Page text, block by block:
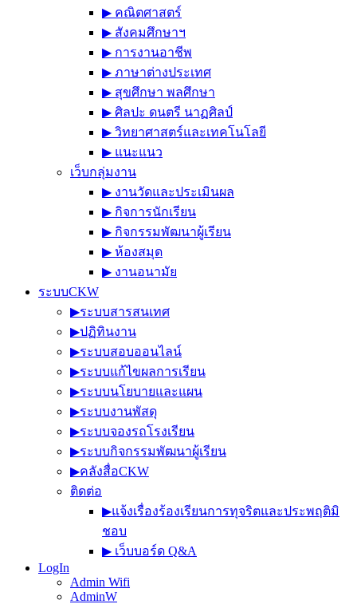
▶︎ คณิตศาสตร์
▶︎ สังคมศึกษาฯ
▶︎ การงานอาชีพ
▶︎ ภาษาต่างประเทศ
▶︎ สุขศึกษา พลศึกษา
▶︎ ศิลปะ ดนตรี นาฏศิลป์
▶︎ วิทยาศาสตร์และเทคโนโลยี
▶︎ แนะแนว
เว็บกลุ่มงาน
▶︎ งานวัดและประเมินผล
▶︎ กิจการนักเรียน
▶︎ กิจกรรมพัฒนาผู้เรียน
▶︎ ห้องสมุด
▶︎ งานอนามัย
ระบบCKW
▶︎ระบบสารสนเทศ
▶︎ปฏิทินงาน
▶︎ระบบสอบออนไลน์
▶︎ระบบแก้ไขผลการเรียน
▶︎ระบบนโยบายและแผน
▶︎ระบบงานพัสดุ
▶︎ระบบจองรถโรงเรียน
▶︎ระบบกิจกรรมพัฒนาผู้เรียน
▶︎คลังสื่อCKW
ติดต่อ
▶︎แจ้งเรื่องร้องเรียนการทุจริตและประพฤติมิ
ชอบ
▶︎ เว็บบอร์ด Q&A
LogIn
Admin Wifi
AdminW